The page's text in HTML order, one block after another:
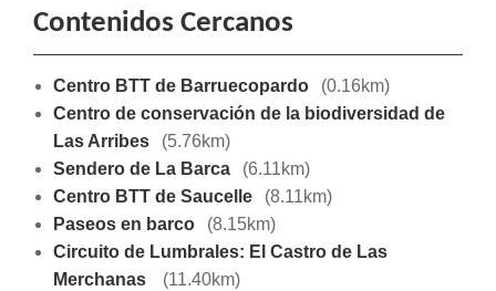
Contenidos Cercanos
Centro BTT de Barruecopardo
(0.16km)
Centro de conservación de la biodiversidad de
Las Arribes
(5.76km)
Sendero de La Barca
(6.11km)
Centro BTT de Saucelle
(8.11km)
Paseos en barco
(8.15km)
Circuito de Lumbrales: El Castro de Las
Merchanas
(11.40km)